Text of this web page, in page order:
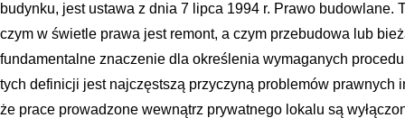
budynku, jest ustawa z dnia 7 lipca 1994 r. Prawo budowlane.
czym w świetle prawa jest remont, a czym przebudowa lub
fundamentalne znaczenie dla określenia wymaganych
tych definicji jest najczęstszą przyczyną problemów prawnych
że prace prowadzone wewnątrz prywatnego lokalu są